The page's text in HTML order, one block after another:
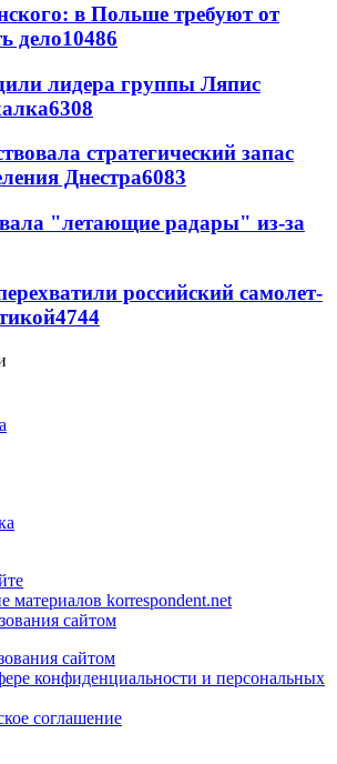
в Польше требуют от
дело10486
лидера группы Ляпис
6308
стратегический запас
Днестра6083
"летающие радары" из-за
российский самолет-
4744
материалов korrespondent.net
сайтом
сайтом
конфиденциальности и персональных
соглашение